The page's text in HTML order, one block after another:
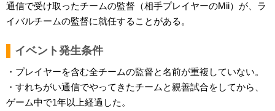
通信で受け取ったチームの監督（相手プレイヤーのMii）が、ラ
イバルチームの監督に就任することがある。
イベント発生条件
・プレイヤーを含む全チームの監督と名前が重複していない。
・すれちがい通信でやってきたチームと親善試合をしてから、
ゲーム中で1年以上経過した。